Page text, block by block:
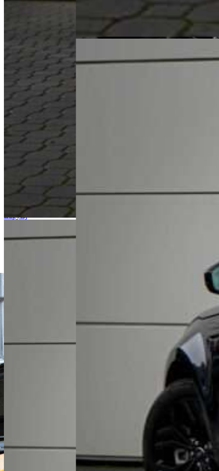
Land Rover Range Rover Evoque P200 R-Dynamic
SE
Model:Range Rover Evoque P200 R-Dynamic SE
Rok produkcji:
2023
Przebieg:
45 390 km
Pochodzenie:
Polska
Ilość właścicieli:
Forma zakupu:
FV 23%
Silnik:
Paliwo:benzyna
Skrzynia biegów:automatyczna
229 900 zł
brutto
Zapytaj